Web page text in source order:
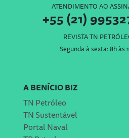
ATENDIMENTO AO
+55 (21)
REVISTA TN
Segunda à sexta: 8h às
A BENÍCIO BIZ
TN Petróleo
TN Sustentável
Portal Naval